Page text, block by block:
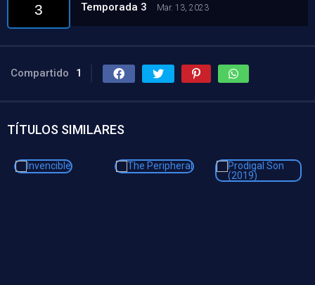
3 Temporada 3 Mar. 13, 2023
Compartido 1
TÍTULOS SIMILARES